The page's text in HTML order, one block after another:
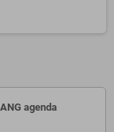
agenda